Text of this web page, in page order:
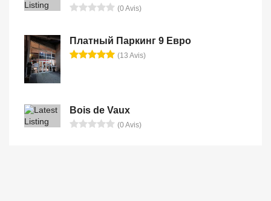
(0 Avis)
Платный Паркинг 9 Евро
(13 Avis)
Bois de Vaux
(0 Avis)